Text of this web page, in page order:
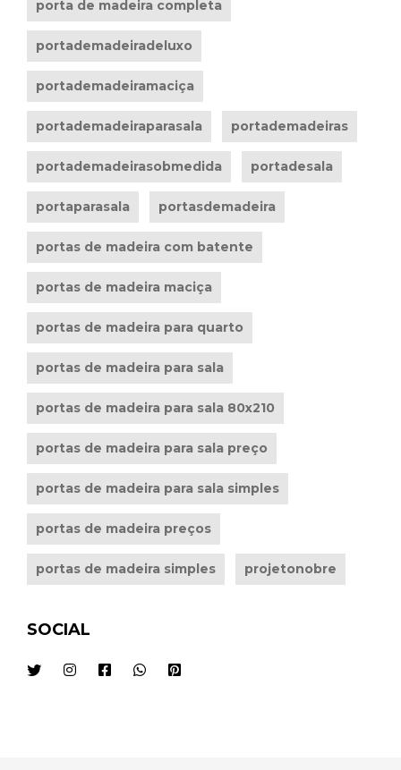
porta de madeira completa
portademadeiradeluxo
portademadeiramaciça
portademadeiraparasala portademadeiras
portademadeirasobmedida portadesala
portaparasala portasdemadeira
portas de madeira com batente
portas de madeira maciça
portas de madeira para quarto
portas de madeira para sala
portas de madeira para sala 80x210
portas de madeira para sala preço
portas de madeira para sala simples
portas de madeira preços
portas de madeira simples projetonobre
SOCIAL